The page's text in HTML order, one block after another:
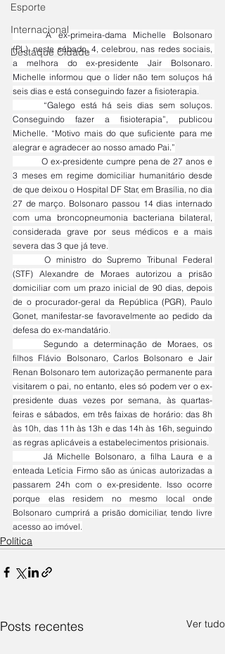
Esporte
Internacional
Destaque Cidade
	A ex-primeira-dama Michelle Bolsonaro
(PL), neste sábado, 4, celebrou, nas redes sociais,
a melhora do ex-presidente Jair Bolsonaro.
Michelle informou que o líder não tem soluços há
seis dias e está conseguindo fazer a fisioterapia.
Conseguindo fazer a fisioterapia”, publicou
Michelle. “Motivo mais do que suficiente para me
alegrar e agradecer ao nosso amado Pai.”
3 meses em regime domiciliar humanitário desde
de que deixou o Hospital DF Star, em Brasília, no dia
27 de março. Bolsonaro passou 14 dias internado
com uma broncopneumonia bacteriana bilateral,
considerada grave por seus médicos e a mais
severa das 3 que já teve.
(STF) Alexandre de Moraes autorizou a prisão
domiciliar com um prazo inicial de 90 dias, depois
de o procurador-geral da República (PGR), Paulo
Gonet, manifestar-se favoravelmente ao pedido da
defesa do ex-mandatário.
	Segundo a determinação de Moraes, os
filhos Flávio Bolsonaro, Carlos Bolsonaro e Jair
Renan Bolsonaro tem autorização permanente para
visitarem o pai, no entanto, eles só podem ver o ex-
presidente duas vezes por semana, às quartas-
feiras e sábados, em três faixas de horário: das 8h
às 10h, das 11h às 13h e das 14h às 16h, seguindo
as regras aplicáveis a estabelecimentos prisionais.
enteada Letícia Firmo são as únicas autorizadas a
passarem 24h com o ex-presidente. Isso ocorre
porque elas residem no mesmo local onde
Bolsonaro cumprirá a prisão domiciliar, tendo livre
acesso ao imóvel.
Política
Posts recentes Ver tudo